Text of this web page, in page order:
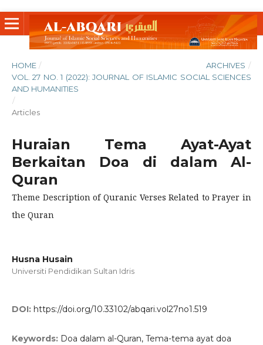
HOME / ARCHIVES /
VOL. 27 NO. 1 (2022): JOURNAL OF ISLAMIC SOCIAL SCIENCES
AND HUMANITIES
/
Articles
Huraian Tema Ayat-Ayat
Berkaitan Doa di dalam Al-
Quran
Theme Description of Quranic Verses Related to Prayer in
the Quran
Husna Husain
Universiti Pendidikan Sultan Idris
DOI: https://doi.org/10.33102/abqari.vol27no1.519
Keywords: Doa dalam al-Quran, Tema-tema ayat doa